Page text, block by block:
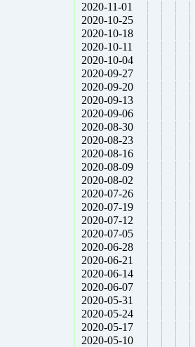
2020-11-01
2020-10-25
2020-10-18
2020-10-11
2020-10-04
2020-09-27
2020-09-20
2020-09-13
2020-09-06
2020-08-30
2020-08-23
2020-08-16
2020-08-09
2020-08-02
2020-07-26
2020-07-19
2020-07-12
2020-07-05
2020-06-28
2020-06-21
2020-06-14
2020-06-07
2020-05-31
2020-05-24
2020-05-17
2020-05-10